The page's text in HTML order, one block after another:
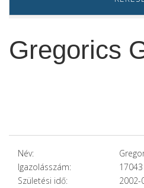
Gregorics
Név:
Igazolásszám:
17043
Születési idő:
2002-